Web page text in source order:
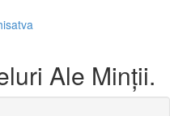
Ale Minții.